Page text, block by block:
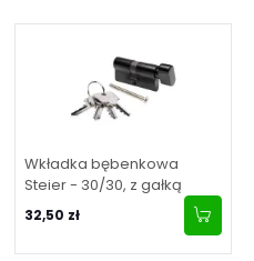
Wkładka bębenkowa
Steier - 30/30, z gałką
32,50 zł